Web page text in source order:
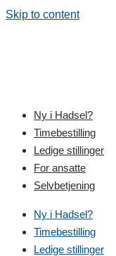
Skip to content
Ny i Hadsel?
Timebestilling
Ledige stillinger
For ansatte
Selvbetjening
Ny i Hadsel?
Timebestilling
Ledige stillinger